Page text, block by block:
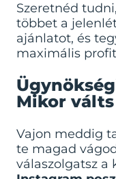
Szeretnéd
többet a
ajánlatot, és
maximális
Mikor
Vajon meddig
te magad
válaszolgatsz a